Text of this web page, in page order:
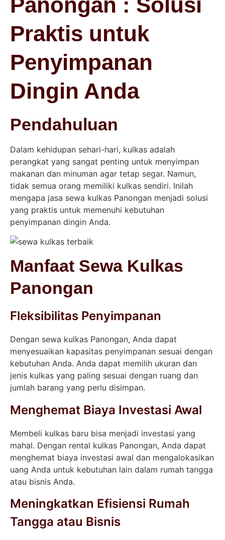
Panongan : Solusi
Praktis untuk
Penyimpanan
Dingin Anda
Pendahuluan
Dalam kehidupan sehari-hari, kulkas adalah
perangkat yang sangat penting untuk menyimpan
makanan dan minuman agar tetap segar. Namun,
tidak semua orang memiliki kulkas sendiri. Inilah
mengapa jasa sewa kulkas Panongan menjadi solusi
yang praktis untuk memenuhi kebutuhan
penyimpanan dingin Anda.
Manfaat Sewa Kulkas
Panongan
Fleksibilitas Penyimpanan
Dengan sewa kulkas Panongan, Anda dapat
menyesuaikan kapasitas penyimpanan sesuai dengan
kebutuhan Anda. Anda dapat memilih ukuran dan
jenis kulkas yang paling sesuai dengan ruang dan
jumlah barang yang perlu disimpan.
Menghemat Biaya Investasi Awal
Membeli kulkas baru bisa menjadi investasi yang
mahal. Dengan rental kulkas Panongan, Anda dapat
menghemat biaya investasi awal dan mengalokasikan
uang Anda untuk kebutuhan lain dalam rumah tangga
atau bisnis Anda.
Meningkatkan Efisiensi Rumah
Tangga atau Bisnis